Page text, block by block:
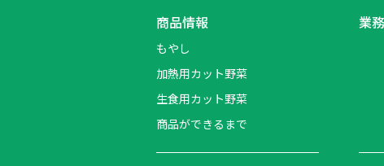
商品情報
もやし
加熱用カット野菜
生食用カット野菜
商品ができるまで
業